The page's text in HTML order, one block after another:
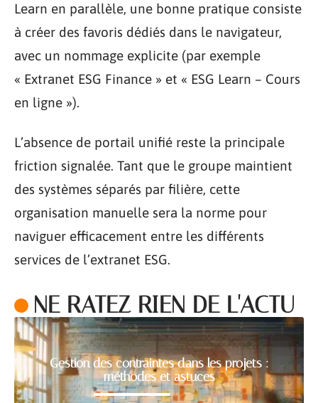
Learn en parallèle, une bonne pratique consiste
à créer des favoris dédiés dans le navigateur,
avec un nommage explicite (par exemple
« Extranet ESG Finance » et « ESG Learn – Cours
en ligne »).
L’absence de portail unifié reste la principale
friction signalée. Tant que le groupe maintient
des systèmes séparés par filière, cette
organisation manuelle sera la norme pour
naviguer efficacement entre les différents
services de l’extranet ESG.
NE RATEZ RIEN DE L'ACTU
Gestion des contraintes dans les projets :
méthodes et astuces